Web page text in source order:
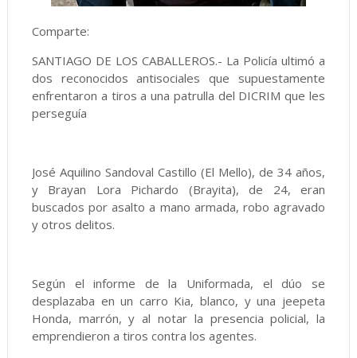
Comparte:
SANTIAGO DE LOS CABALLEROS.- La Policía ultimó a
dos reconocidos antisociales que supuestamente
enfrentaron a tiros a una patrulla del DICRIM que les
perseguía
José Aquilino Sandoval Castillo (El Mello), de 34 años,
y Brayan Lora Pichardo (Brayita), de 24, eran
buscados por asalto a mano armada, robo agravado
y otros delitos.
Según el informe de la Uniformada, el dúo se
desplazaba en un carro Kia, blanco, y una jeepeta
Honda, marrón, y al notar la presencia policial, la
emprendieron a tiros contra los agentes.